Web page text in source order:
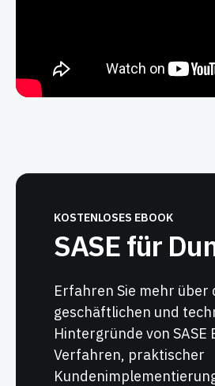
KOSTENLOSES EBOOK
SASE für
Erfahren Sie mehr über
geschäftlichen und
Hintergründe von SASE
Verfahren, praktischer